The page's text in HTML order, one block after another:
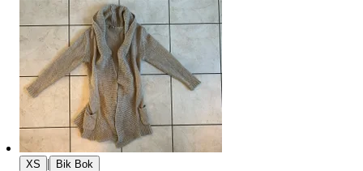
XS | Bik Bok